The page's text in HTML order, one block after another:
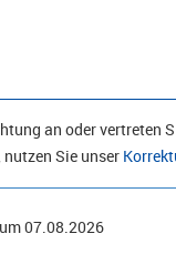
an oder vertreten
Sie unser
07.08.2026